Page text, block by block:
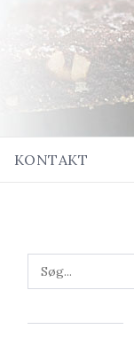
KONTAKT